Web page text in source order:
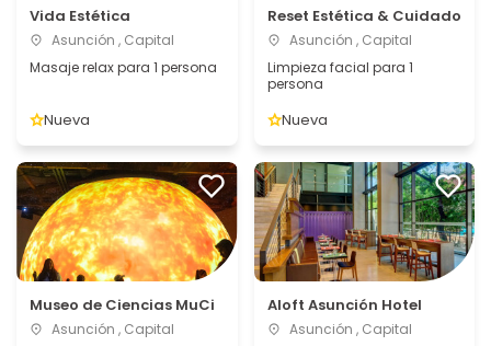
Vida Estética
Asunción , Capital
Masaje relax para 1 persona
Nueva
Reset Estética & Cuidado
Asunción , Capital
Limpieza facial para 1
persona
Nueva
Museo de Ciencias MuCi
Asunción , Capital
Aloft Asunción Hotel
Asunción , Capital